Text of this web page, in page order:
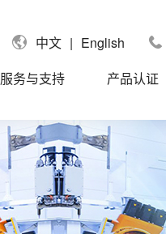
中文 | English
UL758单芯线
UL758信号电缆
服务与支持 产品认证